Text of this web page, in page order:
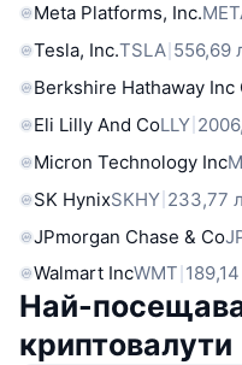
Meta Platforms, Inc.
Tesla, Inc.TSLA 556,69
Berkshire Hathaway Inc
Eli Lilly And CoLLY
Micron Technology Inc
SK HynixSKHY 233,77
JPmorgan Chase & Co
Walmart IncWMT
Най-
криптовалути